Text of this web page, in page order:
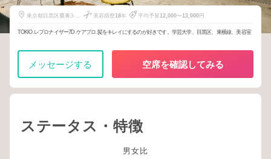
東京都目黒区鷹番3-8-
美容師歴18年 平均予算12,000〜13,000円
TOKIO.レプロナイザー7D.ケアプロ.髪をキレイにするのが好きです。学芸大学、目黒区、東横線、美容室
メッセージする 空席を確認してみる
ステータス・特徴
男女比